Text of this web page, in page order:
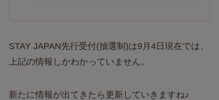
STAY JAPAN先行受付(抽選制)は9月4日現在では、
上記の情報しかわかっていません。
新たに情報が出てきたら更新していきますね♪